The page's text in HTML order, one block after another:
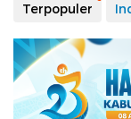
Terpopuler